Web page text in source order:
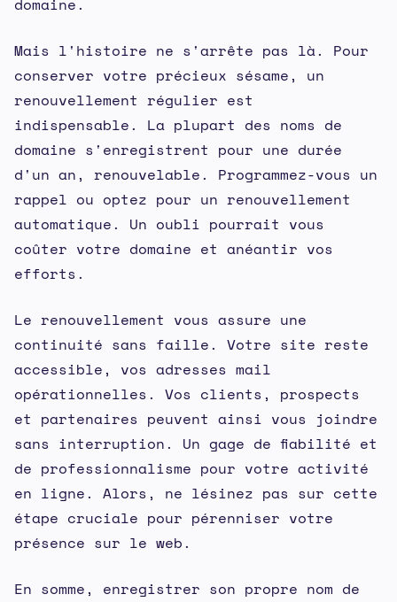
domaine.
Mais l'histoire ne s'arrête pas là. Pour
conserver votre précieux sésame, un
renouvellement régulier est
indispensable. La plupart des noms de
domaine s'enregistrent pour une durée
d'un an, renouvelable. Programmez-vous un
rappel ou optez pour un renouvellement
automatique. Un oubli pourrait vous
coûter votre domaine et anéantir vos
efforts.
Le renouvellement vous assure une
continuité sans faille. Votre site reste
accessible, vos adresses mail
opérationnelles. Vos clients, prospects
et partenaires peuvent ainsi vous joindre
sans interruption. Un gage de fiabilité et
de professionnalisme pour votre activité
en ligne. Alors, ne lésinez pas sur cette
étape cruciale pour pérenniser votre
présence sur le web.
En somme, enregistrer son propre nom de